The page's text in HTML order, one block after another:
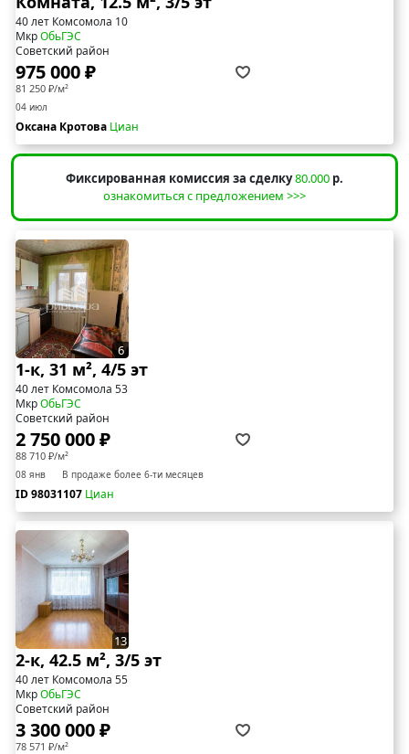
40 лет Комсомола 10
МкрОбьГЭС
Советский район
975 000 ₽
81 250 ₽/м²
04 июл
Оксана Кротова Циан
Фиксированная комиссия за сделку80.000 р.
ознакомиться с предложением >>>
6
1-к, 31 м², 4/5 эт
40 лет Комсомола 53
МкрОбьГЭС
Советский район
2 750 000 ₽
88 710 ₽/м²
08 янв В продаже более 6-ти месяцев
ID 98031107 Циан
13
2-к, 42.5 м², 3/5 эт
40 лет Комсомола 55
МкрОбьГЭС
Советский район
3 300 000 ₽
78 571 ₽/м²